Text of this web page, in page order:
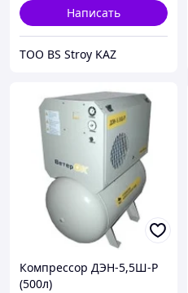
Написать
ТОО BS Stroy KAZ
Компрессор ДЭН-5,5Ш-Р
(500л)